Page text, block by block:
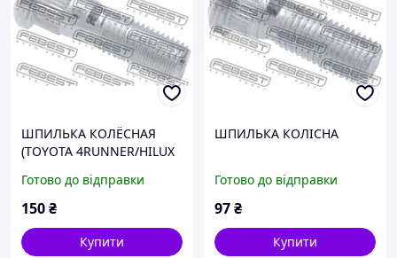
ШПИЛЬКА КОЛЁСНАЯ
(TOYOTA 4RUNNER/HILUX
Готово до відправки
150₴
Купити
ШПИЛЬКА КОЛІСНА
Готово до відправки
97₴
Купити